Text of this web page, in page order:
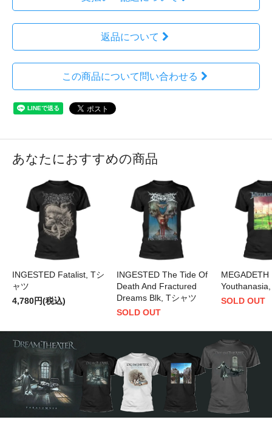
返品について
この商品について問い合わせる
あなたにおすすめの商品
INGESTED Fatalist, Tシ
ャツ
4,780円(税込)
INGESTED The Tide Of
Death And Fractured
Dreams Blk, Tシャツ
SOLD OUT
MEGADETH
SOLD OUT